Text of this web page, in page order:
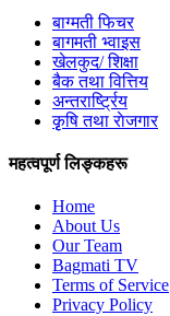
बाग्मती फिचर
बागमती भ्वाइस
खेलकुद/ शिक्षा
बैक तथा वित्तिय
अन्तरार्ष्ट्रिय
कृृषि तथा राेजगार
महत्वपूर्ण लिङ्कहरू
Home
About Us
Our Team
Bagmati TV
Terms of Service
Privacy Policy